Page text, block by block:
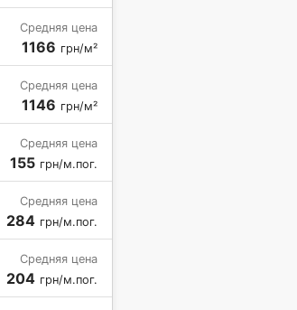
Средняя цена
1166 грн/м²
Средняя цена
1146 грн/м²
Средняя цена
155 грн/м.пог.
Средняя цена
284 грн/м.пог.
Средняя цена
204 грн/м.пог.